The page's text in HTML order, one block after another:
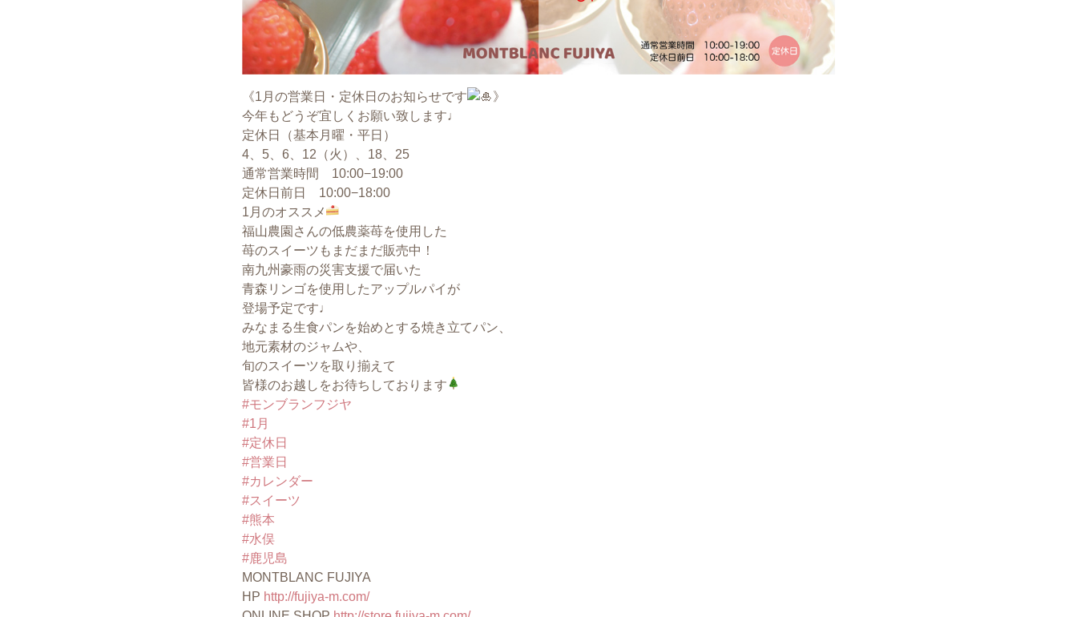
《1月の営業日・定休日のお知らせです
》
今年もどうぞ宜しくお願い致します♩
定休日（基本月曜・平日）
4、5、6、12（火）、18、25
通常営業時間 10:00−19:00
定休日前日 10:00−18:00
1月のオススメ
福山農園さんの低農薬苺を使用した
苺のスイーツもまだまだ販売中！
南九州豪雨の災害支援で届いた
青森リンゴを使用したアップルパイが
登場予定です♩
みなまる生食パンを始めとする焼き立てパン、
地元素材のジャムや、
旬のスイーツを取り揃えて
皆様のお越しをお待ちしております
#モンブランフジヤ
#1月
#定休日
#営業日
#カレンダー
#スイーツ
#熊本
#水俣
#鹿児島
MONTBLANC FUJIYA
HP http://fujiya-m.com/